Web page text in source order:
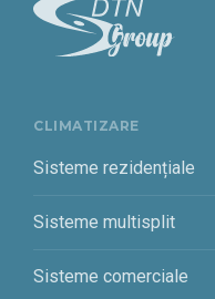
CLIMATIZARE
Sisteme rezidențiale
Sisteme multisplit
Sisteme comerciale